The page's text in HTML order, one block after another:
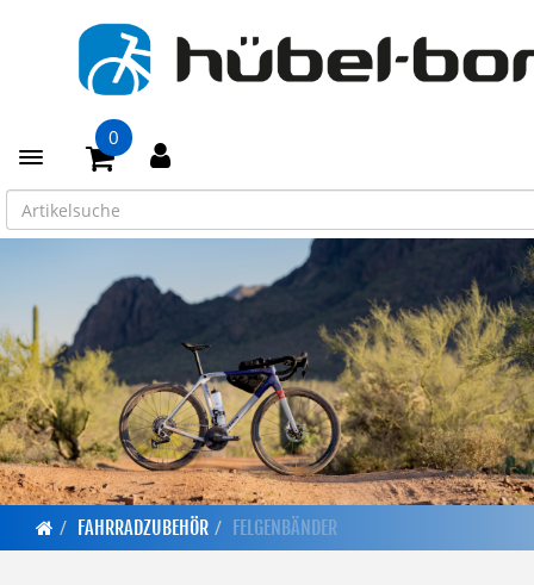
Toggle navigation
0
FAHRRADZUBEHÖR FELGENBÄNDER